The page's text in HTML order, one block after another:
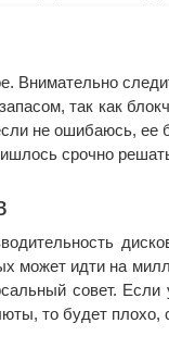
Внимательно
так как
не ошибаюсь, ее
срочно
может идти на
совет.
то будет плохо,